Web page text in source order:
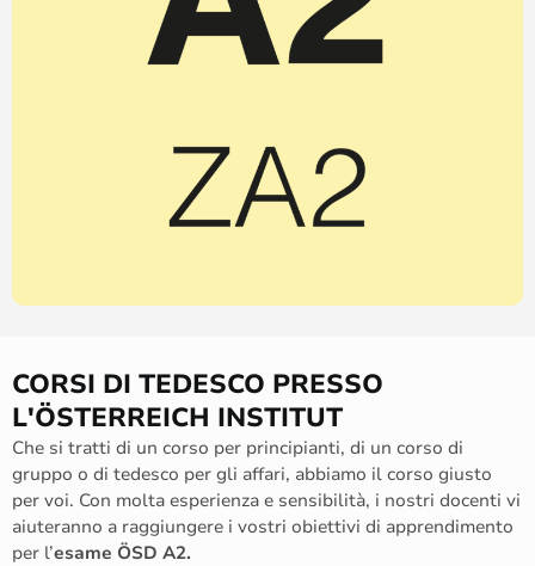
CORSI DI TEDESCO PRESSO
L'ÖSTERREICH INSTITUT
Che si tratti di un corso per principianti, di un corso di
gruppo o di tedesco per gli affari, abbiamo il corso giusto
per voi. Con molta esperienza e sensibilità, i nostri docenti vi
aiuteranno a raggiungere i vostri obiettivi di apprendimento
per l’esame ÖSD A2.